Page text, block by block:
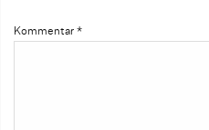
Kommentar *